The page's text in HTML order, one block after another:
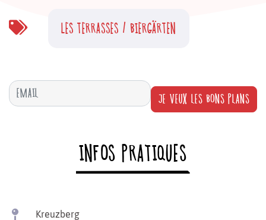
LES TERRASSES / BIERGÄRTEN
JE VEUX LES BONS PLANS
INFOS PRATIQUES
Kreuzberg